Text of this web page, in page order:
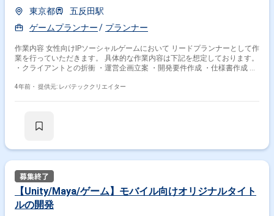
東京都
五反田駅
ゲームプランナー
プランナー
作業内容 女性向けIPソーシャルゲームにおいて リードプランナーとして作
業を行っていただきます。 具体的な作業内容は下記を想定しております。
・クライアントとの折衝 ・運営企画立案 ・開発要件作成 ・仕様書作成 ・
かせする作業はスキルとご経験によって変わります。
4年前・ 提供元: レバテッククリエイター
【Unity/Maya/ゲーム】モバイル向けオリジナルタイト
ルの開発